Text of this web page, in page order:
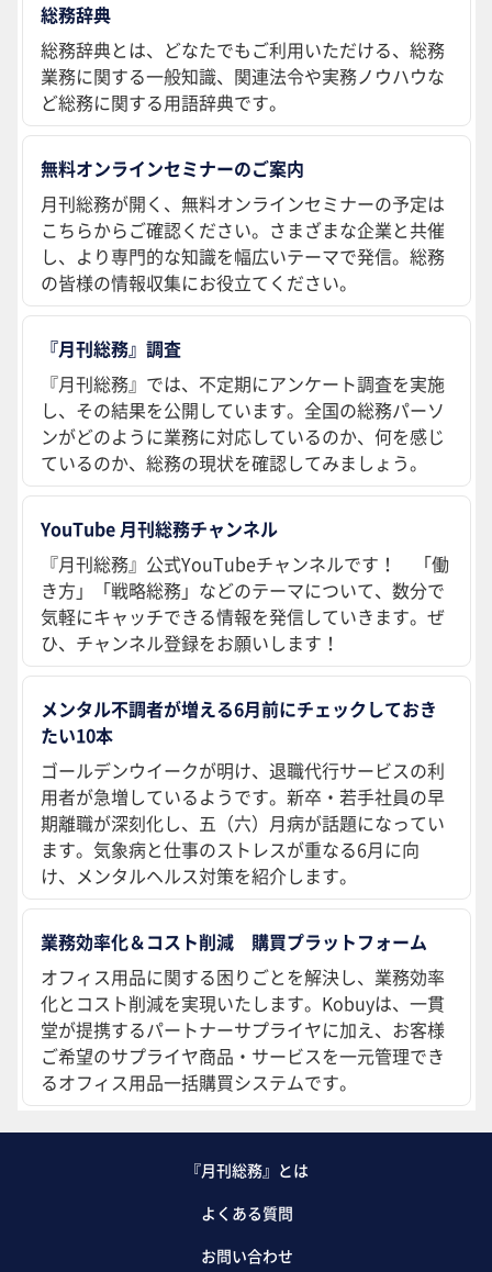
総務辞典
総務辞典とは、どなたでもご利用いただける、総務
業務に関する一般知識、関連法令や実務ノウハウな
ど総務に関する用語辞典です。
無料オンラインセミナーのご案内
月刊総務が開く、無料オンラインセミナーの予定は
こちらからご確認ください。さまざまな企業と共催
し、より専門的な知識を幅広いテーマで発信。総務
の皆様の情報収集にお役立てください。
『月刊総務』調査
『月刊総務』では、不定期にアンケート調査を実施
し、その結果を公開しています。全国の総務パーソ
ンがどのように業務に対応しているのか、何を感じ
ているのか、総務の現状を確認してみましょう。
YouTube 月刊総務チャンネル
『月刊総務』公式YouTubeチャンネルです！ 「働
き方」「戦略総務」などのテーマについて、数分で
気軽にキャッチできる情報を発信していきます。ぜ
ひ、チャンネル登録をお願いします！
メンタル不調者が増える6月前にチェックしておき
たい10本
ゴールデンウイークが明け、退職代行サービスの利
用者が急増しているようです。新卒・若手社員の早
期離職が深刻化し、五（六）月病が話題になってい
ます。気象病と仕事のストレスが重なる6月に向
け、メンタルヘルス対策を紹介します。
業務効率化＆コスト削減 購買プラットフォーム
オフィス用品に関する困りごとを解決し、業務効率
化とコスト削減を実現いたします。Kobuyは、一貫
堂が提携するパートナーサプライヤに加え、お客様
ご希望のサプライヤ商品・サービスを一元管理でき
るオフィス用品一括購買システムです。
『月刊総務』とは
よくある質問
お問い合わせ